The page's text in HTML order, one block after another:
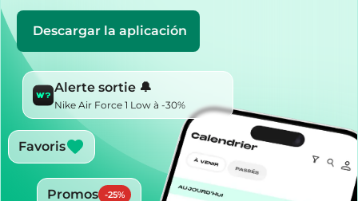
Descargar la aplicación
Alerte sortie 🔔
Nike Air Force 1 Low à -30%
Favoris
Promos -25%